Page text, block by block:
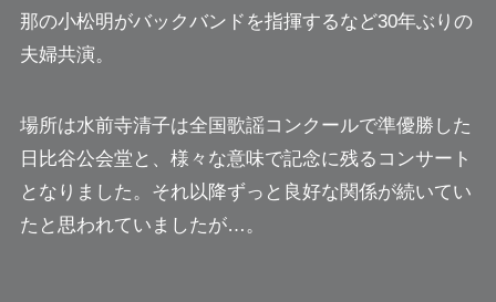
那の小松明がバックバンドを指揮するなど30年ぶりの
夫婦共演。
場所は水前寺清子は全国歌謡コンクールで準優勝した
日比谷公会堂と、様々な意味で記念に残るコンサート
となりました。それ以降ずっと良好な関係が続いてい
たと思われていましたが…。